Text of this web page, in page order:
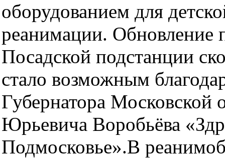
оборудованием для
реанимации. Обновление
Посадской подстанции
стало возможным
Губернатора Московской
Юрьевича Воробьёва
Подмосковье».В